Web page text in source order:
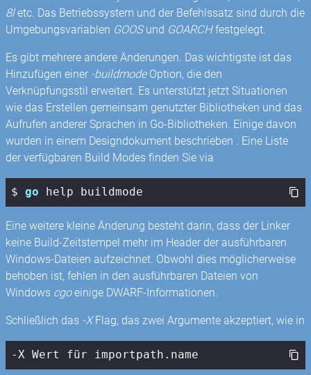
8letc. Das Betriebssystem und der Befehlssatz sind durch die
Umgebungsvariablen GOOSund GOARCHfestgelegt.
Es gibt mehrere andere Änderungen. Das wichtigste ist das
Hinzufügen einer -buildmodeOption, die den
Verknüpfungsstil erweitert. Es unterstützt jetzt Situationen
wie das Erstellen gemeinsam genutzter Bibliotheken und das
Aufrufen anderer Sprachen in Go-Bibliotheken. Einige davon
wurden in einem Designdokument beschrieben . Eine Liste
der verfügbaren Build Modes finden Sie via
$ go help buildmode
Eine weitere kleine Änderung besteht darin, dass der Linker
keine Build-Zeitstempel mehr im Header der ausführbaren
Windows-Dateien aufzeichnet. Obwohl dies möglicherweise
behoben ist, fehlen in den ausführbaren Dateien von
Windows cgoeinige DWARF-Informationen.
Schließlich das -XFlag, das zwei Argumente akzeptiert, wie in
-X Wert für importpath.name